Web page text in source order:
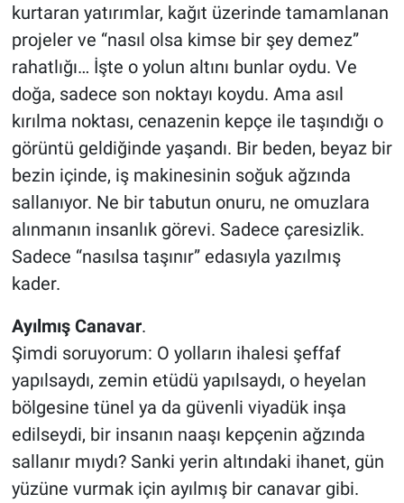
kurtaran yatırımlar, kağıt üzerinde tamamlanan
projeler ve “nasıl olsa kimse bir şey demez”
rahatlığı… İşte o yolun altını bunlar oydu. Ve
doğa, sadece son noktayı koydu. Ama asıl
kırılma noktası, cenazenin kepçe ile taşındığı o
görüntü geldiğinde yaşandı. Bir beden, beyaz bir
bezin içinde, iş makinesinin soğuk ağzında
sallanıyor. Ne bir tabutun onuru, ne omuzlara
alınmanın insanlık görevi. Sadece çaresizlik.
Sadece “nasılsa taşınır” edasıyla yazılmış
kader.
Ayılmış Canavar.
Şimdi soruyorum: O yolların ihalesi şeffaf
yapılsaydı, zemin etüdü yapılsaydı, o heyelan
bölgesine tünel ya da güvenli viyadük inşa
edilseydi, bir insanın naaşı kepçenin ağzında
sallanır mıydı? Sanki yerin altındaki ihanet, gün
yüzüne vurmak için ayılmış bir canavar gibi.